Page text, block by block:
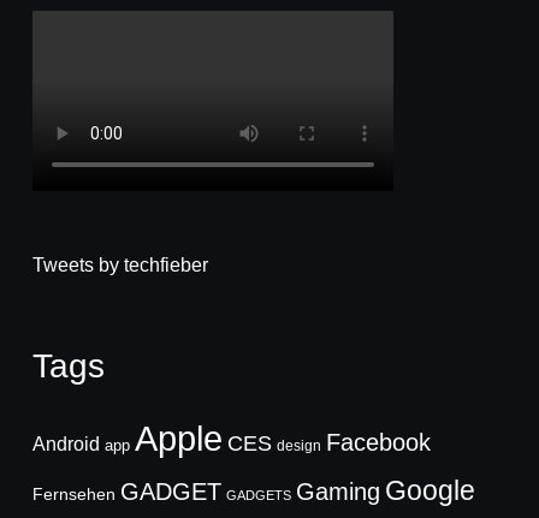
Tweets by techfieber
Tags
Android app Apple CES design Facebook
Fernsehen GADGET GADGETS Gaming Google